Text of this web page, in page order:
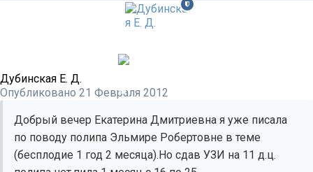
Дубинская Е. Д.
Опубликовано 21 Февраля 2012
Добрый вечер Екатерина Дмитриевна я уже писала
по поводу полипа Эльмире Робертовне в теме
(бесплодие 1 год 2 месяца).Но сдав УЗИ на 11 д.ц.